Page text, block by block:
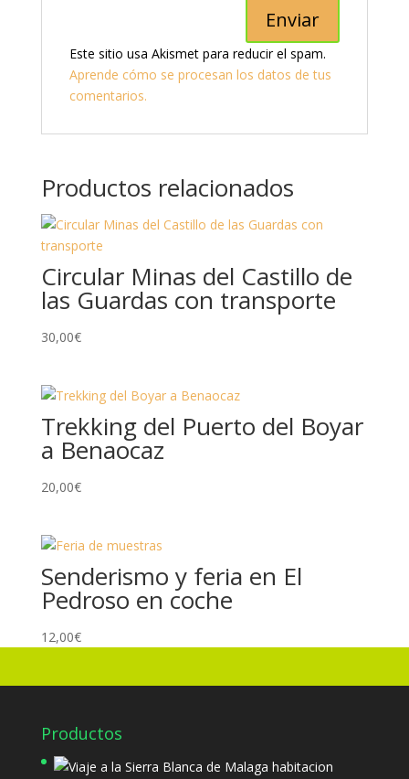
Este sitio usa Akismet para reducir el spam.
Aprende cómo se procesan los datos de tus
comentarios.
Productos relacionados
Circular Minas del Castillo de
las Guardas con transporte
30,00€
Trekking del Puerto del Boyar
a Benaocaz
20,00€
Senderismo y feria en El
Pedroso en coche
12,00€
Productos